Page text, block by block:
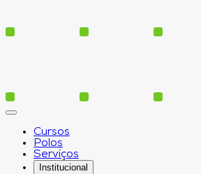
Cursos
Polos
Serviços
Institucional